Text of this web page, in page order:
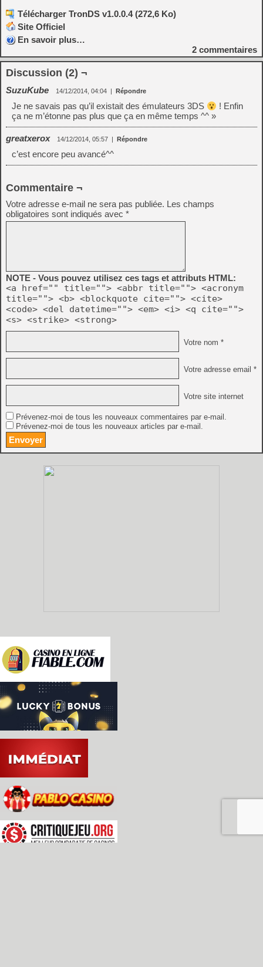
Télécharger TronDS v1.0.0.4 (272,6 Ko)
Site Officiel
En savoir plus…
2 commentaires
Discussion (2) ¬
SuzuKube 14/12/2014, 04:04 | Répondre
Je ne savais pas qu’il existait des émulateurs 3DS
! Enfin
ça ne m’étonne pas plus que ça en même temps ^^ »
greatxerox 14/12/2014, 05:57 | Répondre
c’est encore peu avancé^^
Commentaire ¬
Votre adresse e-mail ne sera pas publiée. Les champs
obligatoires sont indiqués avec *
NOTE - Vous pouvez utilisez ces tags et attributs HTML:
<a href="" title=""> <abbr title=""> <acronym
title=""> <b> <blockquote cite=""> <cite>
<code> <del datetime=""> <em> <i> <q cite="">
<s> <strike> <strong>
Votre nom *
Votre adresse email *
Votre site internet
Prévenez-moi de tous les nouveaux commentaires par e-mail.
Prévenez-moi de tous les nouveaux articles par e-mail.